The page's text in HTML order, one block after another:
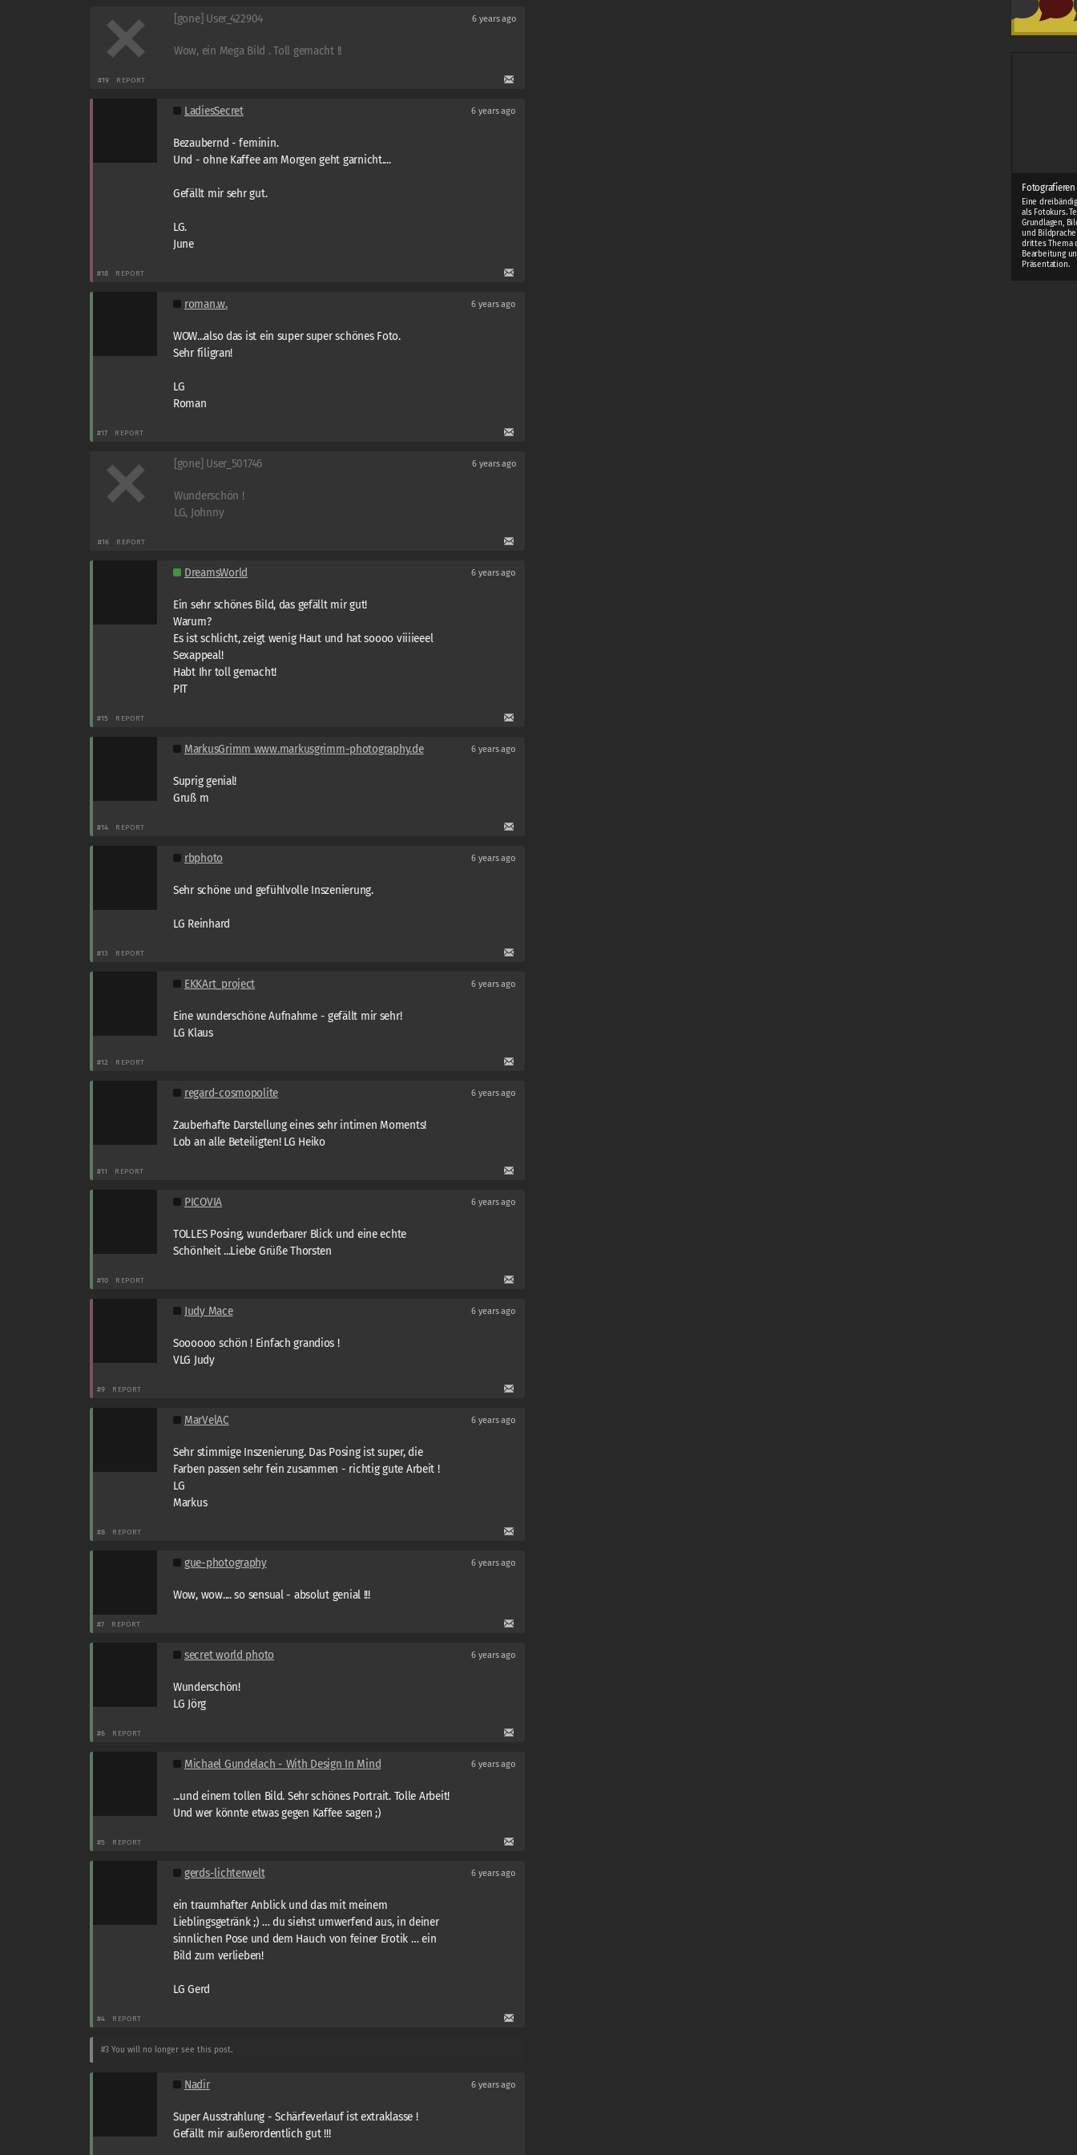
Eine
als Fotokurs.
Grundlagen,
und
drittes Thema
Bearbeitung
Präsentation.
[gone] User_422904 6 years ago
Wow, ein Mega Bild . Toll gemacht !!
#19 REPORT
LadiesSecret 6 years ago
Bezaubernd - feminin.
Und - ohne Kaffee am Morgen geht garnicht....
Gefällt mir sehr gut.
LG.
June
#18 REPORT
roman.w. 6 years ago
WOW...also das ist ein super super schönes Foto.
Sehr filigran!
LG
Roman
#17 REPORT
[gone] User_501746 6 years ago
Wunderschön !
LG, Johnny
#16 REPORT
DreamsWorld 6 years ago
Ein sehr schönes Bild, das gefällt mir gut!
Warum?
Es ist schlicht, zeigt wenig Haut und hat soooo viiiieeel
Sexappeal!
Habt Ihr toll gemacht!
PIT
#15 REPORT
MarkusGrimm www.markusgrimm-photography.de 6 years ago
Suprig genial!
Gruß m
#14 REPORT
rbphoto 6 years ago
Sehr schöne und gefühlvolle Inszenierung.
LG Reinhard
#13 REPORT
EKKArt_project 6 years ago
Eine wunderschöne Aufnahme - gefällt mir sehr!
LG Klaus
#12 REPORT
regard-cosmopolite 6 years ago
Zauberhafte Darstellung eines sehr intimen Moments!
Lob an alle Beteiligten! LG Heiko
#11 REPORT
PICOVIA 6 years ago
TOLLES Posing, wunderbarer Blick und eine echte
Schönheit ...Liebe Grüße Thorsten
#10 REPORT
Judy Mace 6 years ago
Soooooo schön ! Einfach grandios !
VLG Judy
#9 REPORT
MarVelAC 6 years ago
Sehr stimmige Inszenierung. Das Posing ist super, die
Farben passen sehr fein zusammen - richtig gute Arbeit !
LG
Markus
#8 REPORT
gue-photography 6 years ago
Wow, wow.... so sensual - absolut genial !!!
#7 REPORT
secret world photo 6 years ago
Wunderschön!
LG Jörg
#6 REPORT
Michael Gundelach - With Design In Mind 6 years ago
...und einem tollen Bild. Sehr schönes Portrait. Tolle Arbeit!
Und wer könnte etwas gegen Kaffee sagen ;)
#5 REPORT
gerds-lichterwelt 6 years ago
ein traumhafter Anblick und das mit meinem
Lieblingsgetränk ;) … du siehst umwerfend aus, in deiner
sinnlichen Pose und dem Hauch von feiner Erotik … ein
Bild zum verlieben!
LG Gerd
#4 REPORT
#3 You will no longer see this post.
Nadir 6 years ago
Super Ausstrahlung - Schärfeverlauf ist extraklasse !
Gefällt mir außerordentlich gut !!!